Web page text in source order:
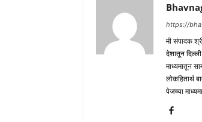
https://
मी संपादक
देशातून
माध्यमातून
लोकहितार्थ
पेजच्या